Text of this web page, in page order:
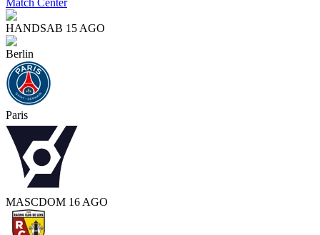
HANDSAB 15 AGO
Berlin
Paris
MASCDOM 16 AGO